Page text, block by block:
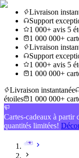
Livraison
Support
1 000+ avis 5
1 000 000+
Livraison
Support
1 000+ avis 5
1 000 000+
Livraison instantanée
étoiles
1 000 000+
Cartes-cadeaux à
quantités limitées!